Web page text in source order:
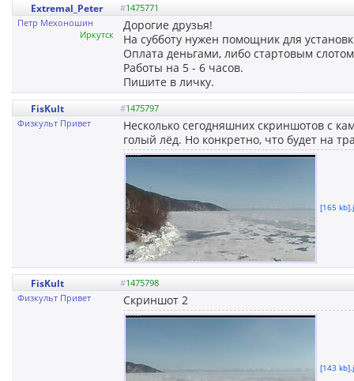
Extremal_Peter #1475771
Петр Мехоношин
Иркутск
Дорогие друзья!
На субботу нужен помощник для
Оплата деньгами, либо стартовым
Работы на 5 - 6 часов.
Пишите в личку.
FisKult #1475797
Физкульт Привет
Несколько сегодняшних скриншотов с
голый лёд. Но конкретно, что будет на
[165
FisKult #1475798
Физкульт Привет
Скриншот 2
[143